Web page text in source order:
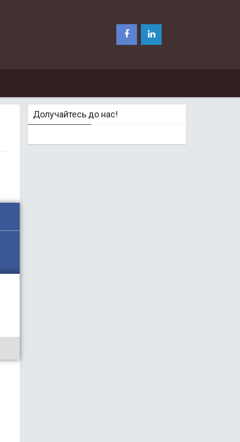
Долучайтесь до нас!